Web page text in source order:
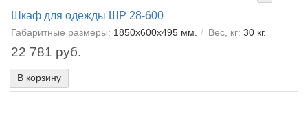
Шкаф для одежды ШР 28-600
Габаритные размеры: 1850x600x495 мм. Вес, кг: 30 кг.
22 781 руб.
В корзину